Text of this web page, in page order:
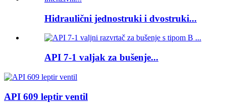
Hidraulični jednostruki i dvostruki...
API 7-1 valjak za bušenje...
API 609 leptir ventil